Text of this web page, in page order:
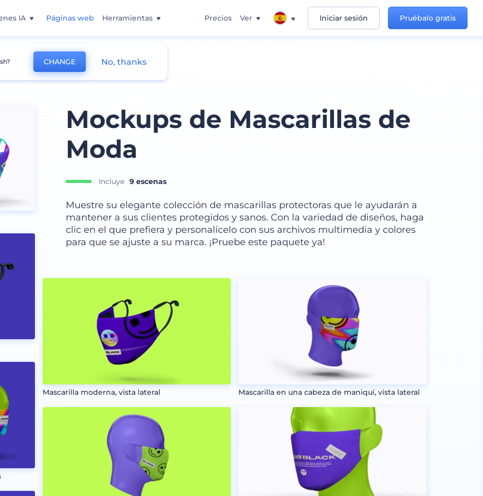
IA Páginas web Herramientas Precios Ver Iniciar sesión Pruébalo gratis
Mockups de Mascarillas de
Moda
Incluye 9 escenas
Muestre su elegante colección de mascarillas protectoras que le ayudarán a
mantener a sus clientes protegidos y sanos. Con la variedad de diseños, haga
clic en el que prefiera y personalícelo con sus archivos multimedia y colores
para que se ajuste a su marca. ¡Pruebe este paquete ya!
Mascarilla moderna, vista lateral Mascarilla en una cabeza de maniquí, vista lateral
CHANGE No, thanks